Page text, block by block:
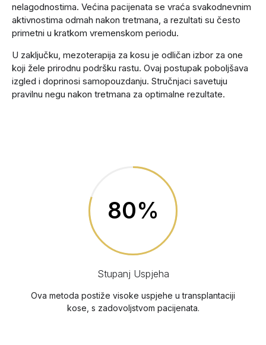
nelagodnostima. Većina pacijenata se vraća svakodnevnim
aktivnostima odmah nakon tretmana, a rezultati su često
primetni u kratkom vremenskom periodu.
U zaključku, mezoterapija za kosu je odličan izbor za one
koji žele prirodnu podršku rastu. Ovaj postupak poboljšava
izgled i doprinosi samopouzdanju. Stručnjaci savetuju
pravilnu negu nakon tretmana za optimalne rezultate.
80%
Stupanj Uspjeha
Ova metoda postiže visoke uspjehe u transplantaciji
kose, s zadovoljstvom pacijenata.